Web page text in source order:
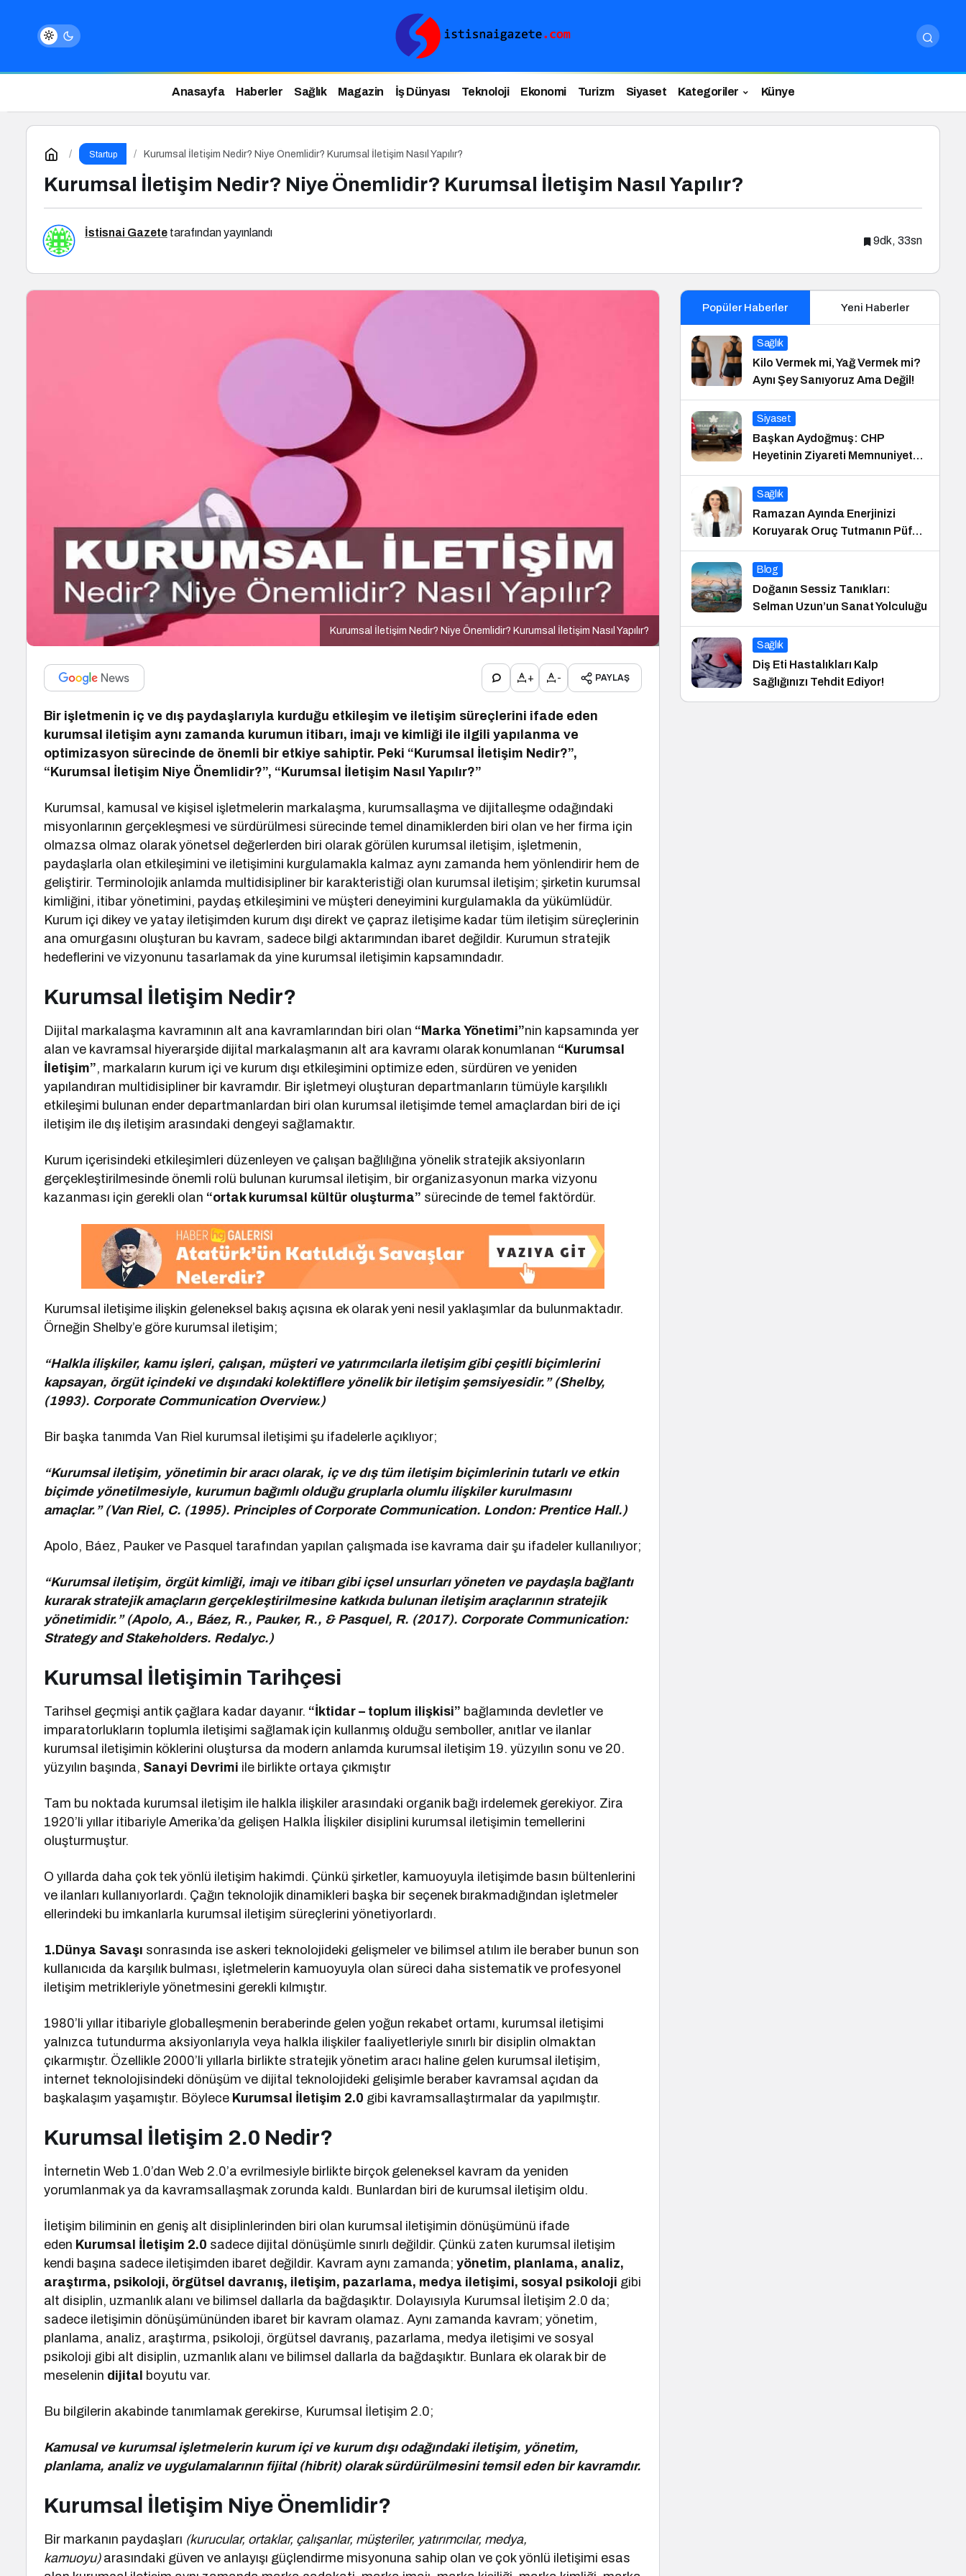
Anasayfa Haberler Sağlık Magazin İş Dünyası Teknoloji Ekonomi Turizm Siyaset Kategoriler Künye
Startup Kurumsal İletişim Nedir? Niye Önemlidir? Kurumsal İletişim Nasıl Yapılır?
Kurumsal İletişim Nedir? Niye Önemlidir? Kurumsal İletişim Nasıl Yapılır?
İstisnai Gazete tarafından yayınlandı
9dk, 33sn
Kurumsal İletişim Nedir? Niye Önemlidir? Kurumsal İletişim Nasıl Yapılır?
+ - PAYLAŞ
Bir işletmenin iç ve dış paydaşlarıyla kurduğu etkileşim ve iletişim süreçlerini ifade eden
kurumsal iletişim aynı zamanda kurumun itibarı, imajı ve kimliği ile ilgili yapılanma ve
optimizasyon sürecinde de önemli bir etkiye sahiptir. Peki “Kurumsal İletişim Nedir?”,
“Kurumsal İletişim Niye Önemlidir?”, “Kurumsal İletişim Nasıl Yapılır?”
Kurumsal, kamusal ve kişisel işletmelerin markalaşma, kurumsallaşma ve dijitalleşme odağındaki
misyonlarının gerçekleşmesi ve sürdürülmesi sürecinde temel dinamiklerden biri olan ve her firma için
olmazsa olmaz olarak yönetsel değerlerden biri olarak görülen kurumsal iletişim, işletmenin,
paydaşlarla olan etkileşimini ve iletişimini kurgulamakla kalmaz aynı zamanda hem yönlendirir hem de
geliştirir. Terminolojik anlamda multidisipliner bir karakteristiği olan kurumsal iletişim; şirketin kurumsal
kimliğini, itibar yönetimini, paydaş etkileşimini ve müşteri deneyimini kurgulamakla da yükümlüdür.
Kurum içi dikey ve yatay iletişimden kurum dışı direkt ve çapraz iletişime kadar tüm iletişim süreçlerinin
ana omurgasını oluşturan bu kavram, sadece bilgi aktarımından ibaret değildir. Kurumun stratejik
hedeflerini ve vizyonunu tasarlamak da yine kurumsal iletişimin kapsamındadır.
Kurumsal İletişim Nedir?
Dijital markalaşma kavramının alt ana kavramlarından biri olan “Marka Yönetimi”nin kapsamında yer
alan ve kavramsal hiyerarşide dijital markalaşmanın alt ara kavramı olarak konumlanan “Kurumsal
İletişim”, markaların kurum içi ve kurum dışı etkileşimini optimize eden, sürdüren ve yeniden
yapılandıran multidisipliner bir kavramdır. Bir işletmeyi oluşturan departmanların tümüyle karşılıklı
etkileşimi bulunan ender departmanlardan biri olan kurumsal iletişimde temel amaçlardan biri de içi
iletişim ile dış iletişim arasındaki dengeyi sağlamaktır.
Kurum içerisindeki etkileşimleri düzenleyen ve çalışan bağlılığına yönelik stratejik aksiyonların
gerçekleştirilmesinde önemli rolü bulunan kurumsal iletişim, bir organizasyonun marka vizyonu
kazanması için gerekli olan “ortak kurumsal kültür oluşturma” sürecinde de temel faktördür.
Kurumsal iletişime ilişkin geleneksel bakış açısına ek olarak yeni nesil yaklaşımlar da bulunmaktadır.
Örneğin Shelby’e göre kurumsal iletişim;
“Halkla ilişkiler, kamu işleri, çalışan, müşteri ve yatırımcılarla iletişim gibi çeşitli biçimlerini
kapsayan, örgüt içindeki ve dışındaki kolektiflere yönelik bir iletişim şemsiyesidir.” (Shelby,
(1993). Corporate Communication Overview.)
Bir başka tanımda Van Riel kurumsal iletişimi şu ifadelerle açıklıyor;
“Kurumsal iletişim, yönetimin bir aracı olarak, iç ve dış tüm iletişim biçimlerinin tutarlı ve etkin
biçimde yönetilmesiyle, kurumun bağımlı olduğu gruplarla olumlu ilişkiler kurulmasını
amaçlar.” (Van Riel, C. (1995). Principles of Corporate Communication. London: Prentice Hall.)
Apolo, Báez, Pauker ve Pasquel tarafından yapılan çalışmada ise kavrama dair şu ifadeler kullanılıyor;
“Kurumsal iletişim, örgüt kimliği, imajı ve itibarı gibi içsel unsurları yöneten ve paydaşla bağlantı
kurarak stratejik amaçların gerçekleştirilmesine katkıda bulunan iletişim araçlarının stratejik
yönetimidir.” (Apolo, A., Báez, R., Pauker, R., & Pasquel, R. (2017). Corporate Communication:
Strategy and Stakeholders. Redalyc.)
Kurumsal İletişimin Tarihçesi
Tarihsel geçmişi antik çağlara kadar dayanır. “İktidar – toplum ilişkisi” bağlamında devletler ve
imparatorlukların toplumla iletişimi sağlamak için kullanmış olduğu semboller, anıtlar ve ilanlar
kurumsal iletişimin köklerini oluştursa da modern anlamda kurumsal iletişim 19. yüzyılın sonu ve 20.
yüzyılın başında, Sanayi Devrimi ile birlikte ortaya çıkmıştır
Tam bu noktada kurumsal iletişim ile halkla ilişkiler arasındaki organik bağı irdelemek gerekiyor. Zira
1920’li yıllar itibariyle Amerika’da gelişen Halkla İlişkiler disiplini kurumsal iletişimin temellerini
oluşturmuştur.
O yıllarda daha çok tek yönlü iletişim hakimdi. Çünkü şirketler, kamuoyuyla iletişimde basın bültenlerini
ve ilanları kullanıyorlardı. Çağın teknolojik dinamikleri başka bir seçenek bırakmadığından işletmeler
ellerindeki bu imkanlarla kurumsal iletişim süreçlerini yönetiyorlardı.
1.Dünya Savaşı sonrasında ise askeri teknolojideki gelişmeler ve bilimsel atılım ile beraber bunun son
kullanıcıda da karşılık bulması, işletmelerin kamuoyuyla olan süreci daha sistematik ve profesyonel
iletişim metrikleriyle yönetmesini gerekli kılmıştır.
1980’li yıllar itibariyle globalleşmenin beraberinde gelen yoğun rekabet ortamı, kurumsal iletişimi
yalnızca tutundurma aksiyonlarıyla veya halkla ilişkiler faaliyetleriyle sınırlı bir disiplin olmaktan
çıkarmıştır. Özellikle 2000’li yıllarla birlikte stratejik yönetim aracı haline gelen kurumsal iletişim,
internet teknolojisindeki dönüşüm ve dijital teknolojideki gelişimle beraber kavramsal açıdan da
başkalaşım yaşamıştır. Böylece Kurumsal İletişim 2.0 gibi kavramsallaştırmalar da yapılmıştır.
Kurumsal İletişim 2.0 Nedir?
İnternetin Web 1.0’dan Web 2.0’a evrilmesiyle birlikte birçok geleneksel kavram da yeniden
yorumlanmak ya da kavramsallaşmak zorunda kaldı. Bunlardan biri de kurumsal iletişim oldu.
İletişim biliminin en geniş alt disiplinlerinden biri olan kurumsal iletişimin dönüşümünü ifade
eden Kurumsal İletişim 2.0 sadece dijital dönüşümle sınırlı değildir. Çünkü zaten kurumsal iletişim
kendi başına sadece iletişimden ibaret değildir. Kavram aynı zamanda;yönetim, planlama, analiz,
araştırma, psikoloji, örgütsel davranış, iletişim, pazarlama, medya iletişimi, sosyal psikoloji gibi
alt disiplin, uzmanlık alanı ve bilimsel dallarla da bağdaşıktır. Dolayısıyla Kurumsal İletişim 2.0 da;
sadece iletişimin dönüşümününden ibaret bir kavram olamaz. Aynı zamanda kavram; yönetim,
planlama, analiz, araştırma, psikoloji, örgütsel davranış, pazarlama, medya iletişimi ve sosyal
psikoloji gibi alt disiplin, uzmanlık alanı ve bilimsel dallarla da bağdaşıktır. Bunlara ek olarak bir de
meselenin dijital boyutu var.
Bu bilgilerin akabinde tanımlamak gerekirse, Kurumsal İletişim 2.0;
Kamusal ve kurumsal işletmelerin kurum içi ve kurum dışı odağındaki iletişim, yönetim,
planlama, analiz ve uygulamalarının fijital (hibrit) olarak sürdürülmesini temsil eden bir kavramdır.
Kurumsal İletişim Niye Önemlidir?
Bir markanın paydaşları (kurucular, ortaklar, çalışanlar, müşteriler, yatırımcılar, medya,
kamuoyu)arasındaki güven ve anlayışı güçlendirme misyonuna sahip olan ve çok yönlü iletişimi esas
Popüler Haberler Yeni Haberler
Sağlık
Kilo Vermek mi, Yağ Vermek mi?
Aynı Şey Sanıyoruz Ama Değil!
Siyaset
Başkan Aydoğmuş: CHP
Heyetinin Ziyareti Memnuniyet
Verici
Sağlık
Ramazan Ayında Enerjinizi
Koruyarak Oruç Tutmanın Püf
Noktaları
Blog
Doğanın Sessiz Tanıkları:
Selman Uzun’un Sanat Yolculuğu
Sağlık
Diş Eti Hastalıkları Kalp
Sağlığınızı Tehdit Ediyor!